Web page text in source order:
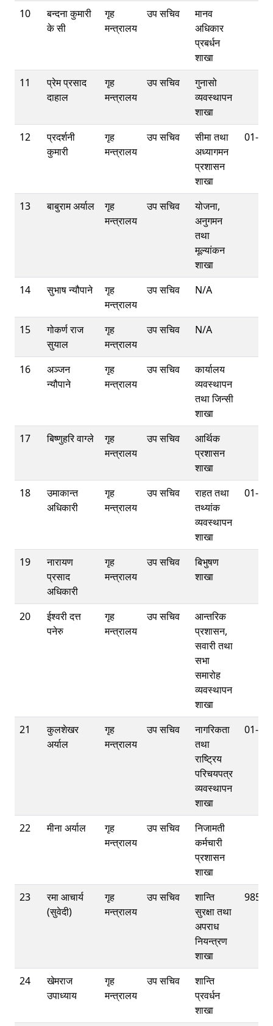
10
बन्दना कुमारी
के‍‍ सी
गृह
मन्त्रालय
उप सचिव
मानव
अधिकार
प्रबर्धन
शाखा
11
प्रेम प्रसाद
दाहाल
गृह
मन्त्रालय
उप सचिव
गुनासो
व्यवस्थापन
शाखा
12
प्रदर्शनी
कुमारी
गृह
मन्त्रालय
उप सचिव
सीमा तथा
अध्यागमन
प्रशासन
शाखा
01-
13 बाबुराम अर्याल
गृह
मन्त्रालय
उप सचिव
योजना,
अनुगमन
तथा
मूल्यांकन
शाखा
14
सुभाष न्यौपाने
गृह
मन्त्रालय
उप सचिव N/A
15
गोकर्ण राज
सुयाल
गृह
मन्त्रालय
उप सचिव N/A
16
अञ्‍जन
न्यौपाने
गृह
मन्त्रालय
उप सचिव
कार्यालय
व्यवस्थापन
तथा जिन्सी
शाखा
17
बिष्णुहरि वाग्ले
गृह
मन्त्रालय
उप सचिव
आर्थिक
प्रशासन
शाखा
18
उमाकान्त
अधिकारी
गृह
मन्त्रालय
उप सचिव
राहत तथा
तथ्यांक
व्यवस्थापन
शाखा
01-
19
नारायण
प्रसाद
अधिकारी
गृह
मन्त्रालय
उप सचिव
बिभुषण
शाखा
20
ईश्वरी दत्त
पनेरु
गृह
मन्त्रालय
उप सचिव
आन्तरिक
प्रशासन,
सवारी तथा
सभा
समारोह
व्यवस्थापन
शाखा
21
कुलशेखर
अर्याल
गृह
मन्त्रालय
उप सचिव
नागरिकता
तथा
राष्ट्रिय
परिचयपत्र
व्यवस्थापन
शाखा
01-
22 मीना अर्याल
गृह
मन्त्रालय
उप सचिव
निजामती
कर्मचारी
प्रशासन
शाखा
23
रमा आचार्य
(सुवेदी)
गृह
मन्त्रालय
उप सचिव
शान्ति
सुरक्षा तथा
अपराध
नियन्त्रण
शाखा
24
खेमराज
उपाध्याय
गृह
मन्त्रालय
उप सचिव
शान्ति
प्रवर्धन
शाखा